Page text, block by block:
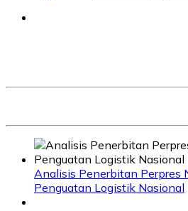
Analisis Penerbitan Perpres
Penguatan Logistik Nasional